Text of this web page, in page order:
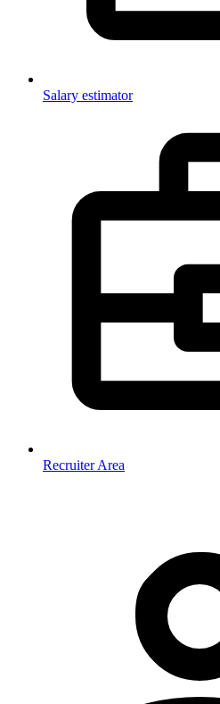
Salary estimator
Recruiter Area